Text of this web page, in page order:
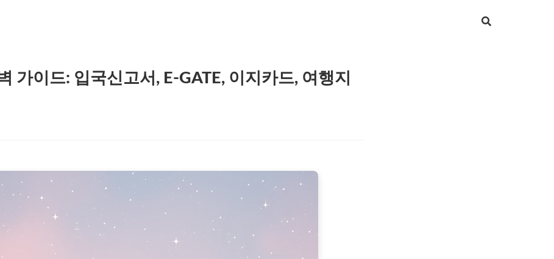
가이드: 입국신고서, E-GATE, 이지카드, 여행지